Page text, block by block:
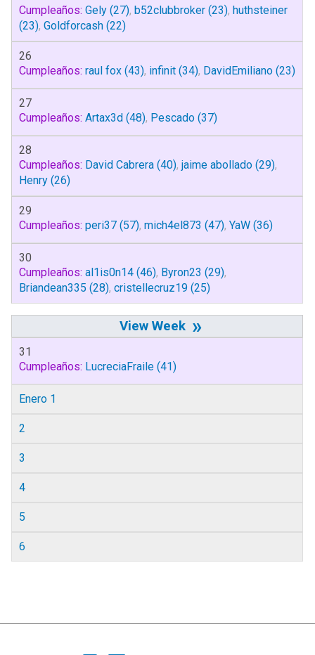
Cumpleaños: Gely (27), b52clubbroker (23), huthsteiner
(23), Goldforcash (22)
26
Cumpleaños: raul fox (43), infinit (34), DavidEmiliano (23)
27
Cumpleaños: Artax3d (48), Pescado (37)
28
Cumpleaños: David Cabrera (40), jaime abollado (29),
Henry (26)
29
Cumpleaños: peri37 (57), mich4el873 (47), YaW (36)
30
Cumpleaños: al1is0n14 (46), Byron23 (29),
Briandean335 (28), cristellecruz19 (25)
»
31
Cumpleaños: LucreciaFraile (41)
Enero 1
2
3
4
5
6
|